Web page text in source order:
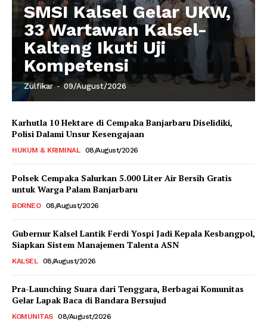
SMSI Kalsel Gelar UKW,
33 Wartawan Kalsel-
Kalteng Ikuti Uji
Kompetensi
Zulfikar - 09/August/2026
Karhutla 10 Hektare di Cempaka Banjarbaru Diselidiki,
Polisi Dalami Unsur Kesengajaan
HUKUM & KRIMINAL 08/August/2026
Polsek Cempaka Salurkan 5.000 Liter Air Bersih Gratis
untuk Warga Palam Banjarbaru
BORNEO 08/August/2026
Gubernur Kalsel Lantik Ferdi Yospi Jadi Kepala Kesbangpol,
Siapkan Sistem Manajemen Talenta ASN
KALSEL 08/August/2026
Pra-Launching Suara dari Tenggara, Berbagai Komunitas
Gelar Lapak Baca di Bandara Bersujud
KOMUNITAS 08/August/2026